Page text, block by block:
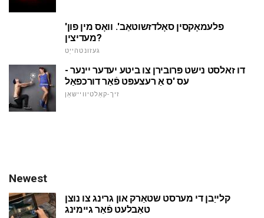
'פלעמאָקסין סאָלדזשוטאַב'. וואָס מין פון
מעדיצין?
געזונטהייַט
דו זאלסט נישט פּרובירן צו ביטע יעדער יינער -
עס 'ס אַ רעצעפּט פֿאַר דורכפאַל
זיך-קאַלטיוויישאַן
Newest
קלייַבן די מערסט שטאַרק און גרינג צו נוצן
טאַבלעט פֿאַר גיימינג